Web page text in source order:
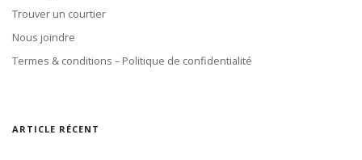
Trouver un courtier
Nous joindre
Termes & conditions – Politique de confidentialité
ARTICLE RÉCENT